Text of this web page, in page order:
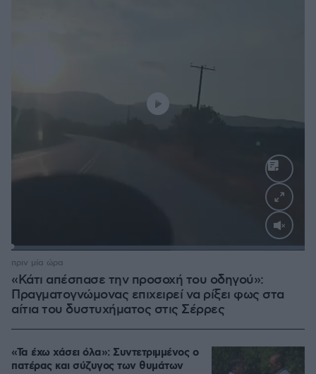
Loaded:
«Κάτι απέσπασε την προσοχή του οδηγού»:
Πραγματογνώμονας επιχειρεί να ρίξει φως στα
αίτια του δυστυχήματος στις Σέρρες
πριν μία ώρα
«Τα έχω χάσει όλα»: Συντετριμμένος ο
πατέρας και σύζυγος των θυμάτων